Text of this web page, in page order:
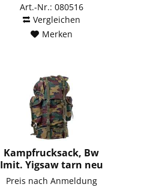
Art.-Nr.: 080516
Vergleichen
Merken
Kampfrucksack, Bw
Imit. Yigsaw tarn neu
Preis nach Anmeldung